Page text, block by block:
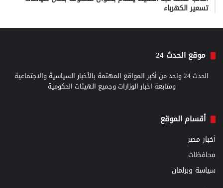
تسعير الكهرباء
موقع الحدث 24
الحدث 24 واحد من أكبر المواقع المهتمة بالأخبار السياسية والاجتماعية
ومتابعة اخبار الوزارات وجميع الهيئات الحكومية
أقسام الموقع
أخبار مصر
محافظات
سياسة وبرلمان